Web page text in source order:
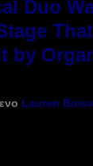
Duo
by
Lauren